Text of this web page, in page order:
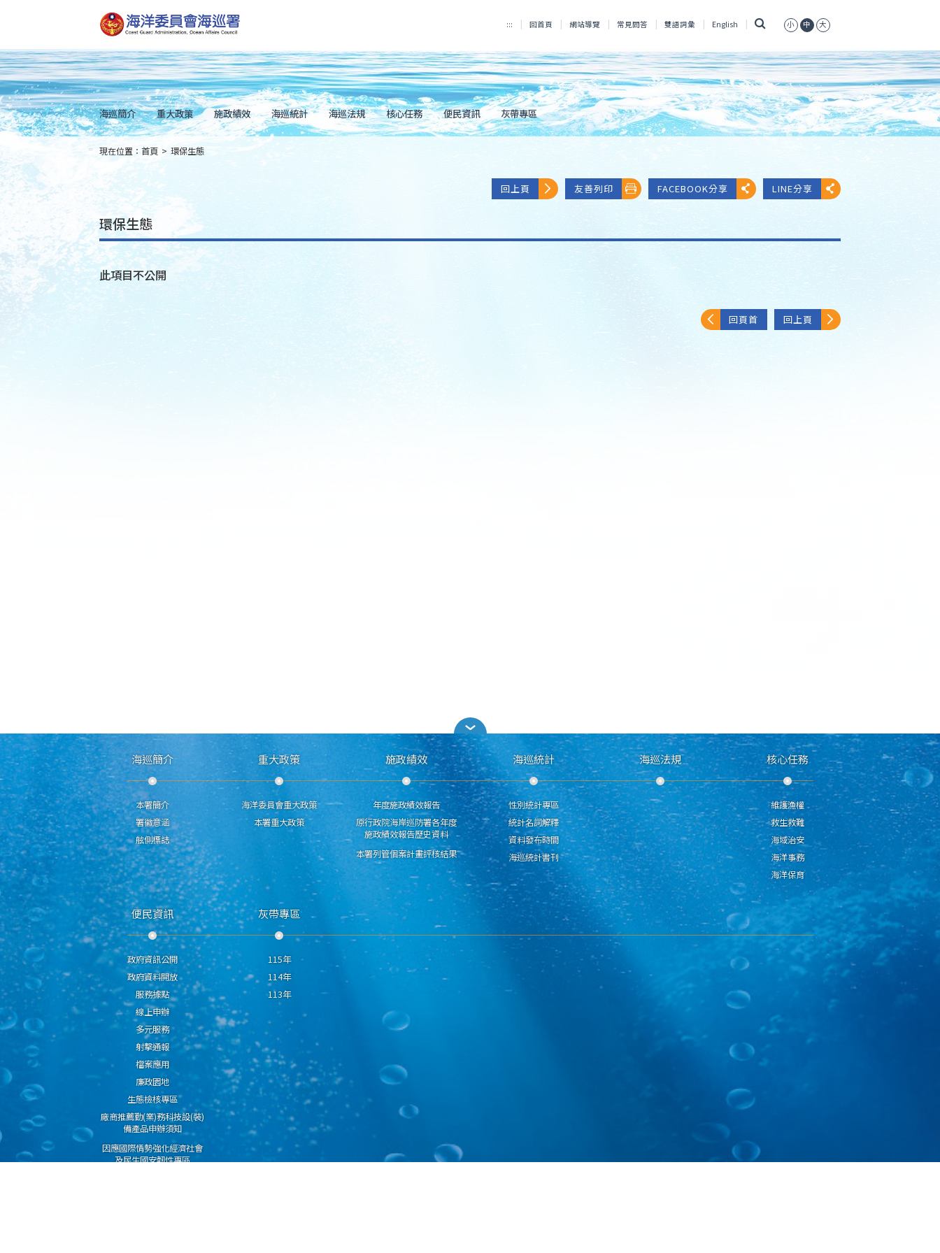
到
主
內
容
Skip
to
main
content
::: 回首頁 網站導覽 常見問答 雙語詞彙 English 小 中 大
海巡簡介 重大政策 施政績效 海巡統計 海巡法規 核心任務 便民資訊 灰帶專區
::: 現在位置： 首頁 > 環保生態
回上頁 友善列印 FACEBOOK分享 LINE分享
環保生態
此項目不公開
回頁首 回上頁
海巡簡介
本署簡介
署徽意涵
舷側標誌
重大政策
海洋委員會重大政策
本署重大政策
施政績效
年度施政績效報告
原行政院海岸巡防署各年度
施政績效報告歷史資料
本署列管個案計畫評核結果
海巡統計
性別統計專區
統計名詞解釋
資料發布時間
海巡統計書刊
海巡法規 核心任務
維護漁權
救生救難
海域治安
海洋事務
海洋保育
便民資訊
政府資訊公開
政府資料開放
服務據點
線上申辦
多元服務
射擊通報
檔案應用
廉政園地
生態檢核專區
廠商推薦勤(業)務科技設(裝)
備產品申辦須知
因應國際情勢強化經濟社會
及民生國安韌性專區
灰帶專區
115年
114年
113年